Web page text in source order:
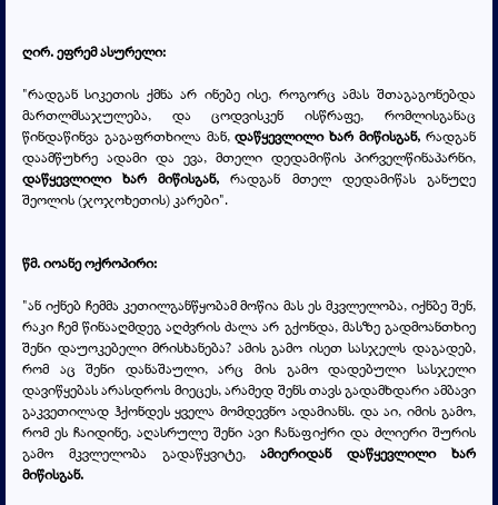
ღირ. ეფრემ ასურელი:
"რადგან სიკეთის ქმნა არ ინებე ისე, როგორც ამას შთაგაგონებდა
მართლმსაჯულება, და ცოდვისკენ ისწრაფე, რომლისგანაც
წინდაწინვა გაგაფრთხილა მან,დაწყევლილი ხარ მიწისგან,რადგან
დაამწუხრე ადამი და ევა, მთელი დედამიწის პირველწინაპარნი,
დაწყევლილი ხარ მიწისგან, რადგან მთელ დედამიწას განუღე
შეოლის (ჯოჯოხეთის) კარები".
წმ. იოანე ოქროპირი:
"ან იქნებ ჩემმა კეთილგანწყობამ მოწია მას ეს მკვლელობა, იქნბე შენ,
რაკი ჩემ წინააღმდეგ აღძვრის ძალა არ გქონდა, მასზე გადმოანთხიე
შენი დაუოკებელი მრისხანება? ამის გამო ისეთ სასჯელს დაგადებ,
რომ აც შენი დანაშაული, არც მის გამო დადებული სასჯელი
დავიწყებას არასდროს მიეცეს, არამედ შენს თავს გადამხდარი ამბავი
გაკვეთილად ჰქონდეს ყველა მომდევნო ადამიანს. და აი, იმის გამო,
რომ ეს ჩაიდინე, აღასრულე შენი ავი ჩანაფიქრი და ძლიერი შურის
გამო მკვლელობა გადაწყვიტე,
ამიერიდან დაწყევლილი ხარ
მიწისგან.